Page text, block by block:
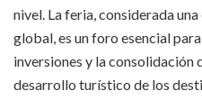
nivel. La feria, considerada
global, es un foro esencial
inversiones y la consolidación
desarrollo turístico de los